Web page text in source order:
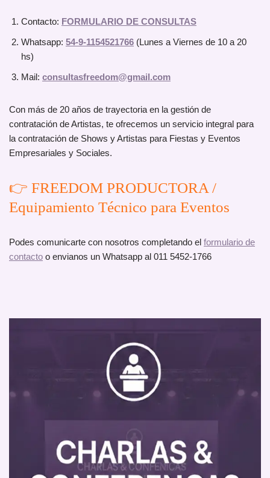
Contacto: FORMULARIO DE CONSULTAS
Whatsapp: 54-9-1154521766 (Lunes a Viernes de 10 a 20
hs)
Mail: consultasfreedom@gmail.com
Con más de 20 años de trayectoria en la gestión de
contratación de Artistas, te ofrecemos un servicio integral para
la contratación de Shows y Artistas para Fiestas y Eventos
Empresariales y Sociales.
👉 FREEDOM PRODUCTORA /
Equipamiento Técnico para Eventos
Podes comunicarte con nosotros completando el formulario de
contacto o envianos un Whatsapp al 011 5452-1766